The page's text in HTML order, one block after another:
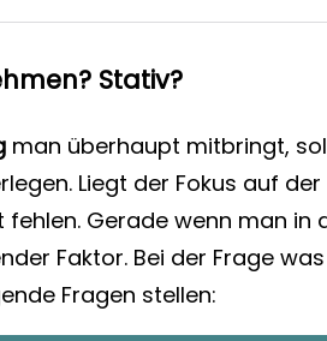
Stativ?
man überhaupt mitbringt,
Liegt der Fokus auf
fehlen. Gerade wenn man in
Faktor. Bei der Frage
Fragen stellen: